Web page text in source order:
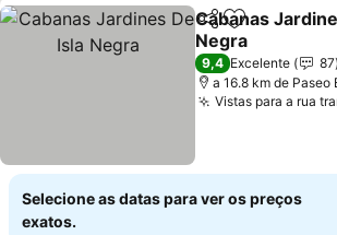
PartilharAdicionar
Cabanas
Negra
Ver preços
9,4 Excelente
87
a 16.8 km de Paseo
Vistas para a rua
Selecione as datas para ver os preços
exatos.